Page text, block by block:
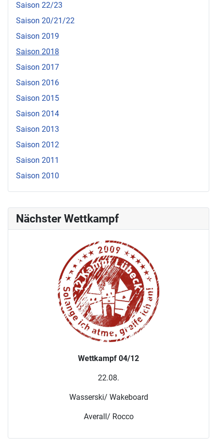
Nächster Wettkampf
Wettkampf 04/12
22.08.
Wasserski/ Wakeboard
Averall/ Rocco
Saison 22/23
Saison 20/21/22
Saison 2019
Saison 2018
Saison 2017
Saison 2016
Saison 2015
Saison 2014
Saison 2013
Saison 2012
Saison 2011
Saison 2010